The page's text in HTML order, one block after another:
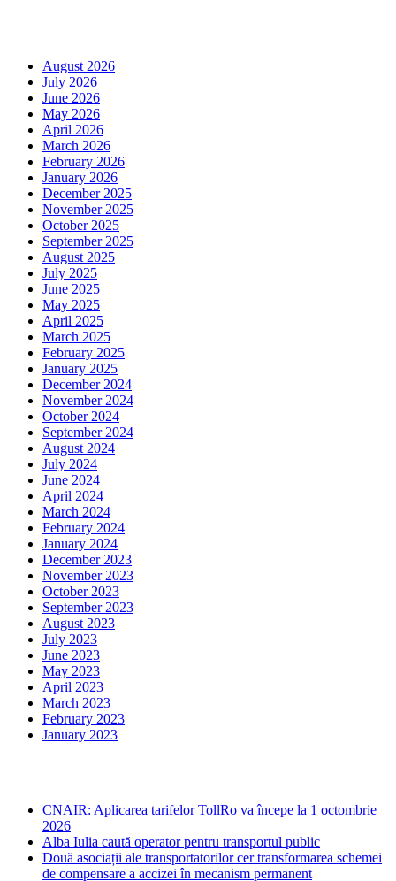
August 2026
July 2026
June 2026
May 2026
April 2026
March 2026
February 2026
January 2026
December 2025
November 2025
October 2025
September 2025
August 2025
July 2025
June 2025
May 2025
April 2025
March 2025
February 2025
January 2025
December 2024
November 2024
October 2024
September 2024
August 2024
July 2024
June 2024
April 2024
March 2024
February 2024
January 2024
December 2023
November 2023
October 2023
September 2023
August 2023
July 2023
June 2023
May 2023
April 2023
March 2023
February 2023
January 2023
CNAIR: Aplicarea tarifelor TollRo va începe la 1 octombrie
2026
Alba Iulia caută operator pentru transportul public
Două asociații ale transportatorilor cer transformarea schemei
de compensare a accizei în mecanism permanent